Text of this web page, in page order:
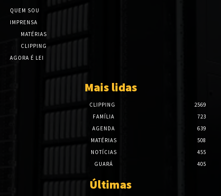
QUEM SOU
IMPRENSA
MATÉRIAS
CLIPPING
AGORA É LEI
Mais lidas
CLIPPING
2569
FAMÍLIA
723
AGENDA
639
MATÉRIAS
508
NOTÍCIAS
455
GUARÁ
405
Últimas